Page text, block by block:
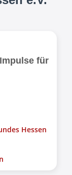
für
Hessen